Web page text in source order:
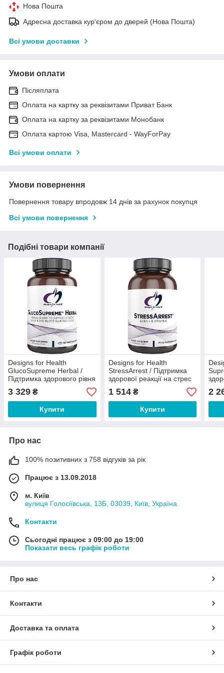
Нова Пошта
Адресна доставка кур'єром до дверей (Нова Пошта)
Всі умови доставки
Умови оплати
Післяплата
Оплата на картку за реквізитами Приват Банк
Оплата на картку за реквізитами Монобанк
Оплата картою Visa, Mastercard - WayForPay
Всі умови оплати
Умови повернення
Повернення товару впродовж 14 днів за рахунок покупця
Всі умови повернення
Подібні товари компанії
Designs for Health
GlucoSupreme Herbal /
Підтримка здорового рівня
глюкози 120 капсул
3 329 ₴
Купити
Designs for Health
StressArrest / Підтримка
здорової реакції на стрес
90 капсул
1 514₴
Купити
2
Про нас
100% позитивних з 758 відгуків за рік
Працює з 13.09.2018
м. Київ
вулиця Голосіївська, 13Б, 03039, Київ, Україна
Контакти
Сьогодні працює з 09:00 до 19:00
Показати весь графік роботи
Про нас
Контакти
Доставка та оплата
Графік роботи